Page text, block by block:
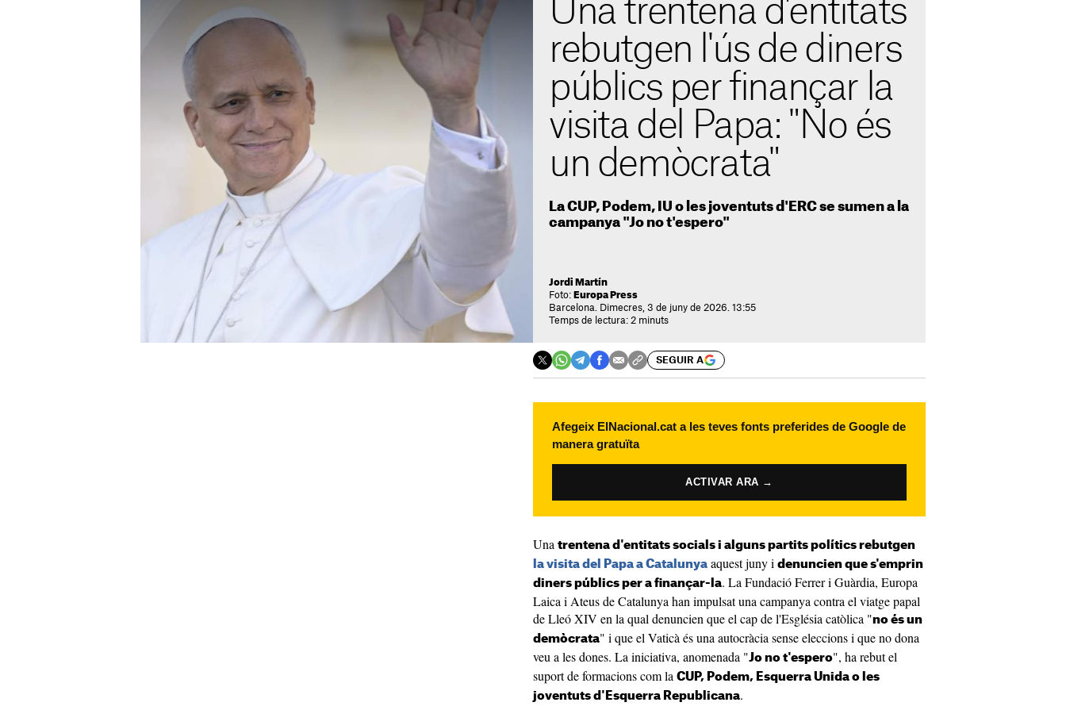
Una trentena d'entitats
rebutgen l'ús de diners
públics per finançar la
visita del Papa: "No és
un demòcrata"
La CUP, Podem, IU o les joventuts d'ERC se sumen a la
campanya "Jo no t'espero"
Jordi Martín
Foto: Europa Press
Barcelona. Dimecres, 3 de juny de 2026. 13:55
Temps de lectura: 2 minuts
SEGUIR A
Afegeix ElNacional.cat a les teves fonts preferides de Google de
manera gratuïta
ACTIVAR ARA →
Una trentena d'entitats socials i alguns partits polítics rebutgen
la visita del Papa a Catalunya aquest juny i denuncien que s'emprin
diners públics per a finançar-la. La Fundació Ferrer i Guàrdia, Europa
Laica i Ateus de Catalunya han impulsat una campanya contra el viatge papal
de Lleó XIV en la qual denuncien que el cap de l'Església catòlica "no és un
demòcrata" i que el Vaticà és una autocràcia sense eleccions i que no dona
veu a les dones. La iniciativa, anomenada "Jo no t'espero", ha rebut el
suport de formacions com la CUP, Podem, Esquerra Unida o les
joventuts d'Esquerra Republicana.